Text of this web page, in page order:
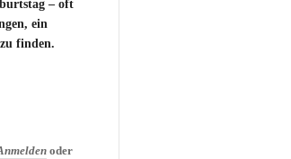
– oft
ein
zu finden.
Tipps und
oder